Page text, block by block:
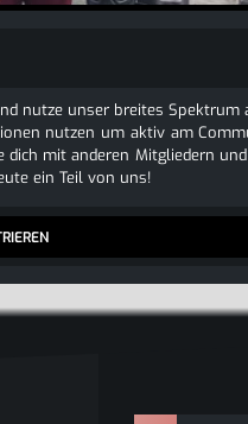
nutze unser breites Spektrum
nutzen um aktiv am
mit anderen Mitgliedern
ein Teil von uns!